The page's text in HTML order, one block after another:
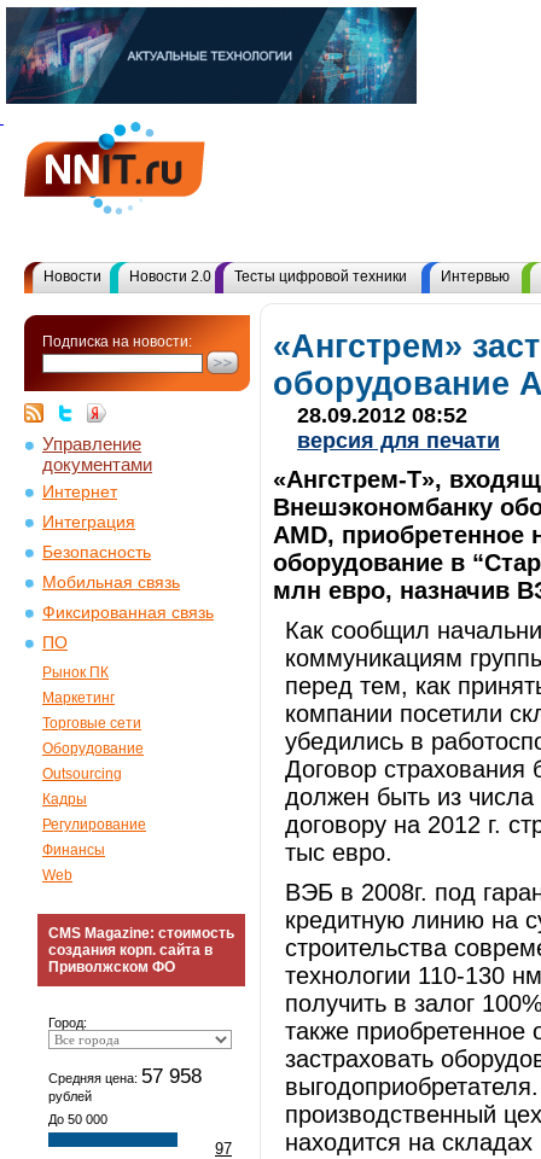
Новости Новости 2.0 Тесты цифровой техники Интервью
Подписка на новости:
Управление
документами
Интернет
Интеграция
Безопасность
Мобильная связь
Фиксированная связь
ПО
Рынок ПК
Маркетинг
Торговые сети
Оборудование
Outsourcing
Кадры
Регулирование
Финансы
Web
CMS Magazine: стоимость
создания корп. сайта в
Приволжском ФО
Город:
Средняя цена: 57 958
рублей
До 50 000
97
«Ангстрем»
оборудование
28.09.2012 08:52
версия для печати
«Ангстрем-Т»,
Внешэкономбанку
AMD, приобретенное
оборудование в
млн евро, назначив
Как сообщил
коммуникациям
перед тем, как
компании посетили
убедились в
Договор страхования
должен быть из
договору на 2012 г.
тыс евро.
ВЭБ в 2008г. под
кредитную линию на
строительства
технологии 110-130
получить в залог
также приобретенное
застраховать
производственный
находится на